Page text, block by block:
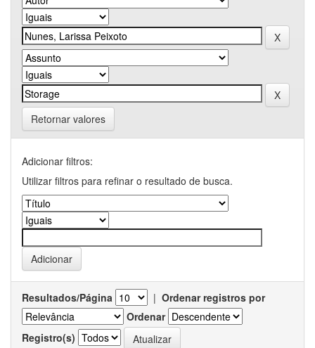
Retornar valores
Adicionar filtros:
Utilizar filtros para refinar o resultado de busca.
Resultados/Página | Ordenar registros por
Ordenar
Registro(s)